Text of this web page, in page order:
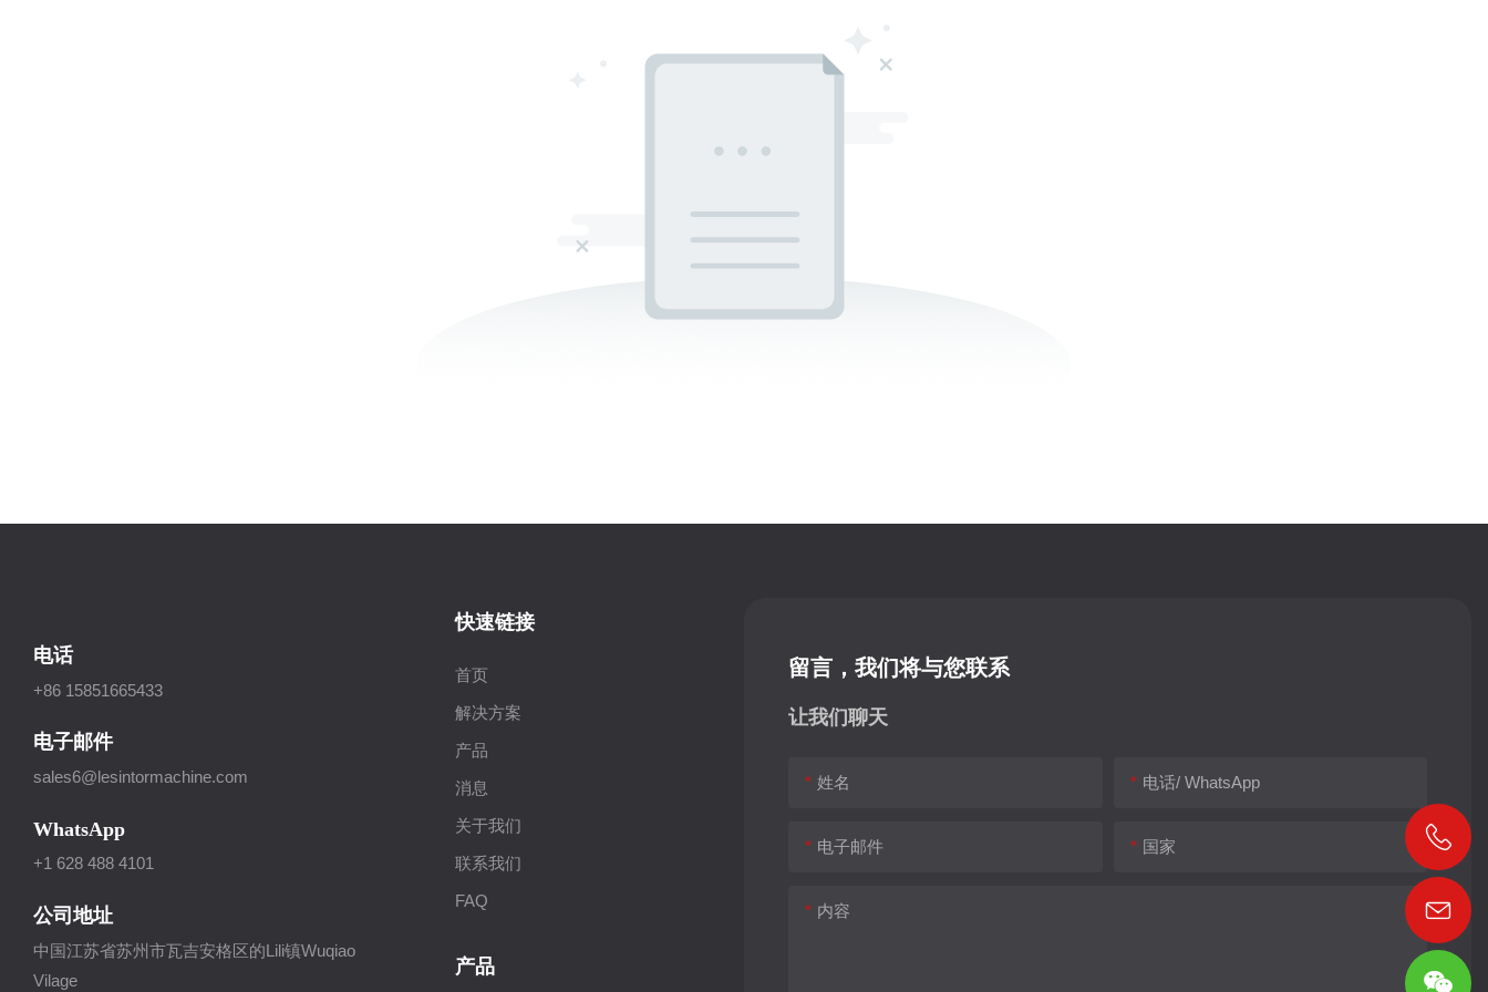
电话
+86 15851665433
电子邮件
sales6@lesintormachine.com
WhatsApp
+1 628 488 4101
公司地址
中国江苏省苏州市瓦吉安格区的Lili镇Wuqiao
Vilage
快速链接
首页
解决方案
产品
消息
关于我们
联系我们
FAQ
产品
留言，我们将与您联系
让我们聊天
姓名 电话/ WhatsApp
电子邮件 国家
内容